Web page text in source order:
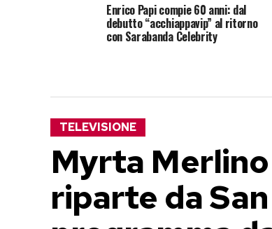
Enrico Papi compie 60 anni: dal
debutto “acchiappavip” al ritorno
con Sarabanda Celebrity
TELEVISIONE
Myrta
riparte da